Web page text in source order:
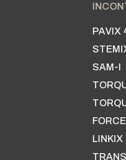
PAVIX
SAM-I
LINKIX